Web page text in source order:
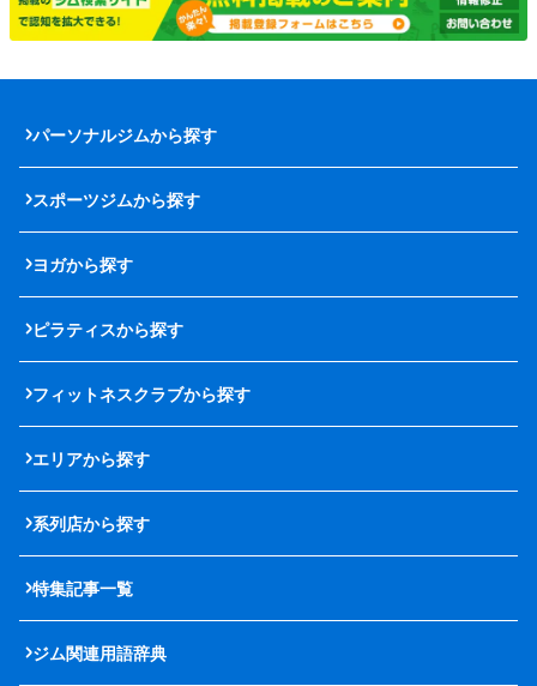
パーソナルジムから探す
スポーツジムから探す
ヨガから探す
ピラティスから探す
フィットネスクラブから探す
エリアから探す
系列店から探す
特集記事一覧
ジム関連用語辞典